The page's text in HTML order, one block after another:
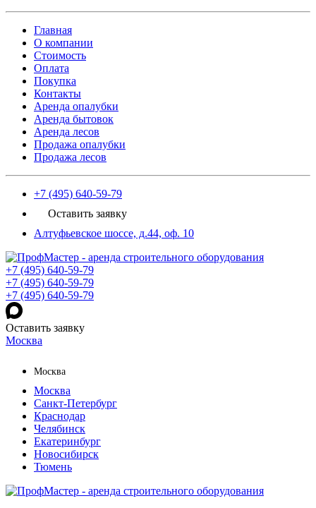
Главная
О компании
Стоимость
Оплата
Покупка
Контакты
Аренда опалубки
Аренда бытовок
Аренда лесов
Продажа опалубки
Продажа лесов
+7 (495) 640-59-79
Оставить заявку
Алтуфьевское шоссе, д.44, оф. 10
+7 (495) 640-59-79
+7 (495) 640-59-79
+7 (495) 640-59-79
Оставить заявку
Москва
Москва
Москва
Санкт-Петербург
Краснодар
Челябинск
Екатеринбург
Новосибирск
Тюмень